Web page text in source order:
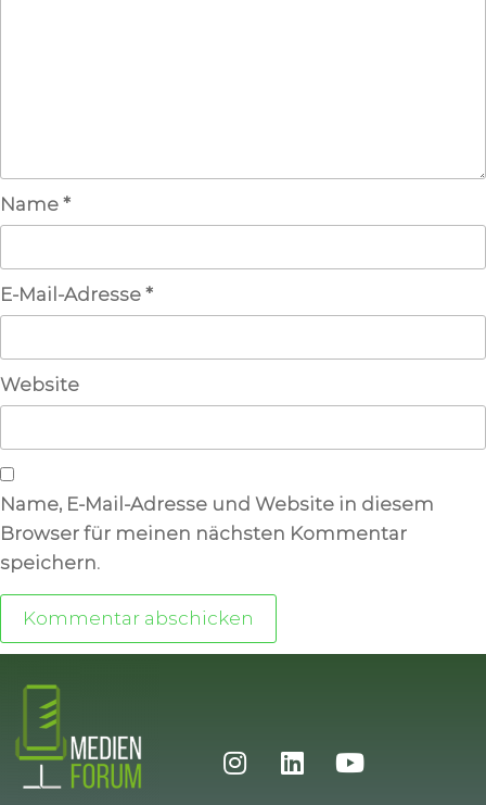
Name *
E-Mail-Adresse *
Website
Name, E-Mail-Adresse und Website in diesem
Browser für meinen nächsten Kommentar
speichern.